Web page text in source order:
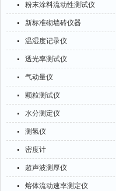
粉末涂料流动性测试仪
新标准砌墙砖仪器
温湿度记录仪
透光率测试仪
气动量仪
颗粒测试仪
水分测定仪
测氢仪
密度计
超声波测厚仪
熔体流动速率测定仪